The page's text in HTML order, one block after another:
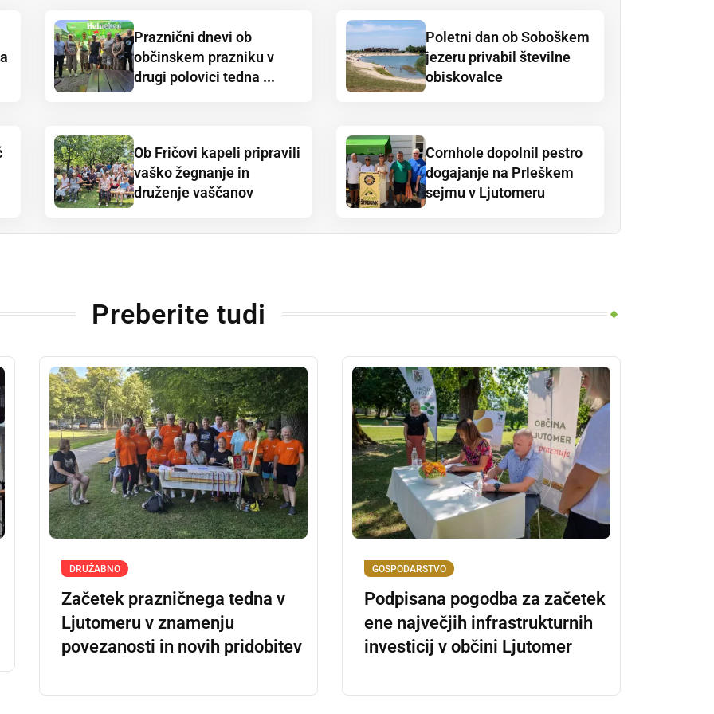
Praznični dnevi ob
občinskem prazniku v
drugi polovici tedna ...
Poletni dan ob Soboškem
jezeru privabil številne
obiskovalce
Ob Fričovi kapeli pripravili
vaško žegnanje in
druženje vaščanov
Cornhole dopolnil pestro
dogajanje na Prleškem
sejmu v Ljutomeru
Preberite tudi
DRUŽABNO
Začetek prazničnega tedna v
Ljutomeru v znamenju
povezanosti in novih pridobitev
GOSPODARSTVO
Podpisana pogodba za začetek
ene največjih infrastrukturnih
investicij v občini Ljutomer